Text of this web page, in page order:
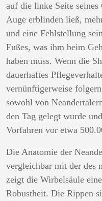
auf die linke Seite
Auge erblinden ließ,
und eine Fehlstellung
Fußes, was ihm beim
haben muss. Wenn die
dauerhaftes
vernünftigerweise
sowohl von
den Tag gelegt wurde
Vorfahren vor etwa
Die Anatomie der
vergleichbar mit der des
zeigt die Wirbelsäule
Robustheit. Die Rippen